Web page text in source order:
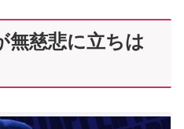
無慈悲に立ちは